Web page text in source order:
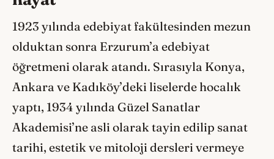
1923 yılında edebiyat fakültesinden mezun
olduktan sonra Erzurum’a edebiyat
öğretmeni olarak atandı. Sırasıyla Konya,
Ankara ve Kadıköy’deki liselerde hocalık
yaptı, 1934 yılında Güzel Sanatlar
Akademisi’ne asli olarak tayin edilip sanat
tarihi, estetik ve mitoloji dersleri vermeye